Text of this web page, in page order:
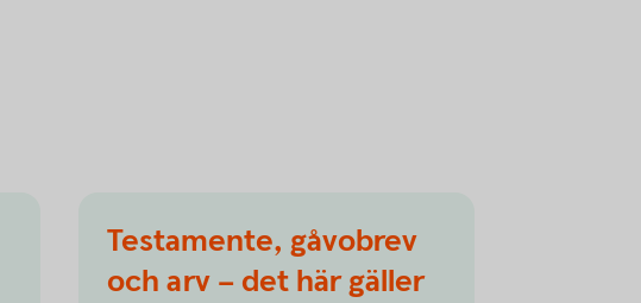
Testamente, gåvobrev
och arv – det här gäller